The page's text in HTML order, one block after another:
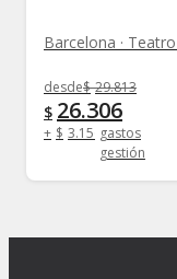
Barcelona ·
desde$ 29.813
$ 26.306
+ $ 3.156 gastos
gestión